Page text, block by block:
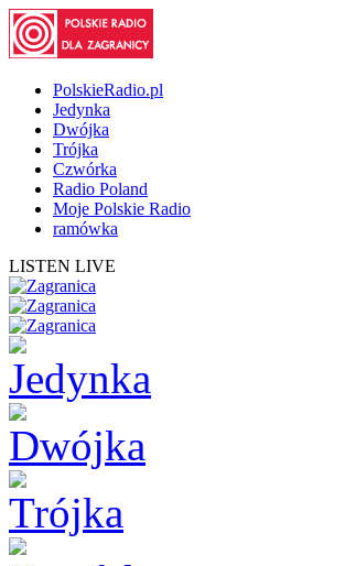
PolskieRadio.pl
Jedynka
Dwójka
Trójka
Czwórka
Radio Poland
Moje Polskie Radio
ramówka
LISTEN LIVE